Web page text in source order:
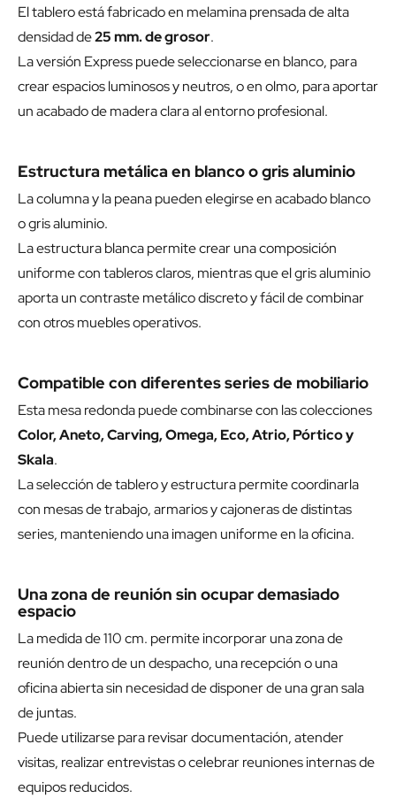
El tablero está fabricado en melamina prensada de alta
densidad de25 mm. de grosor.
La versión Express puede seleccionarse en blanco, para
crear espacios luminosos y neutros, o en olmo, para aportar
un acabado de madera clara al entorno profesional.
Estructura metálica en blanco o gris aluminio
La columna y la peana pueden elegirse en acabado blanco
o gris aluminio.
La estructura blanca permite crear una composición
uniforme con tableros claros, mientras que el gris aluminio
aporta un contraste metálico discreto y fácil de combinar
con otros muebles operativos.
Compatible con diferentes series de mobiliario
Esta mesa redonda puede combinarse con las colecciones
Color, Aneto, Carving, Omega, Eco, Atrio, Pórtico y
Skala.
La selección de tablero y estructura permite coordinarla
con mesas de trabajo, armarios y cajoneras de distintas
series, manteniendo una imagen uniforme en la oficina.
Una zona de reunión sin ocupar demasiado
espacio
La medida de 110 cm. permite incorporar una zona de
reunión dentro de un despacho, una recepción o una
oficina abierta sin necesidad de disponer de una gran sala
de juntas.
Puede utilizarse para revisar documentación, atender
visitas, realizar entrevistas o celebrar reuniones internas de
equipos reducidos.